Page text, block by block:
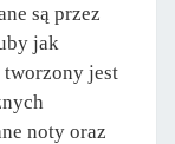
są przez
jak
jest
noty oraz